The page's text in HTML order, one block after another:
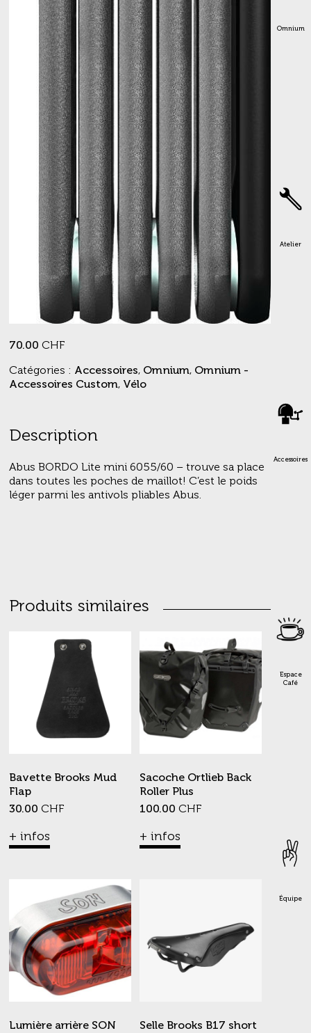
Omnium
Atelier
Accessoires
Espace
Café
Équipe
70.00 CHF
Catégories : Accessoires, Omnium, Omnium -
Accessoires Custom, Vélo
Description
Abus BORDO Lite mini 6055/60 – trouve sa place
dans toutes les poches de maillot! C’est le poids
léger parmi les antivols pliables Abus.
Produits similaires
Bavette Brooks Mud
Flap
30.00 CHF
+ infos
Sacoche Ortlieb Back
Roller Plus
100.00CHF
+ infos
Lumière arrière SON Selle Brooks B17 short